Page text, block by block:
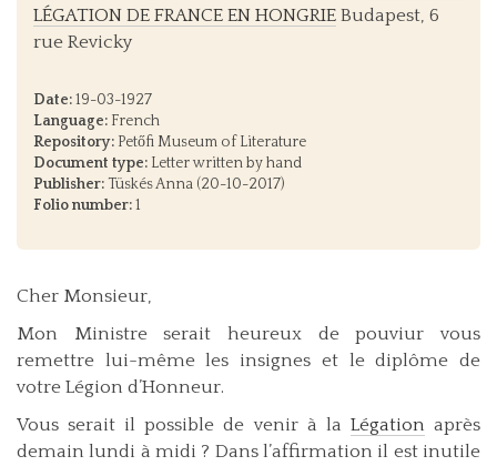
LÉGATION DE FRANCE EN HONGRIE Budapest, 6
rue Revicky
Date:19-03-1927
Language: French
Repository: Petőfi Museum of Literature
Document type: Letter written by hand
Publisher: Tüskés Anna (20-10-2017)
Folio number:1
Cher Monsieur,
Mon Ministre serait heureux de pouviur vous
remettre lui-même les insignes et le diplôme de
votre Légion d’Honneur.
Vous serait il possible de venir à la Légation après
demain lundi à midi ? Dans l’affirmation il est inutile